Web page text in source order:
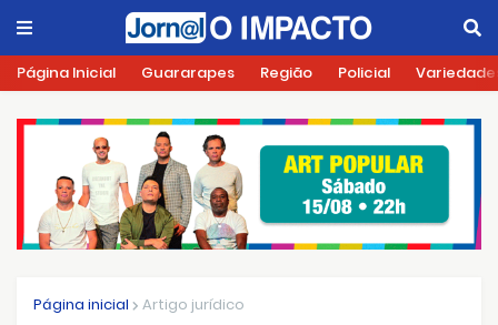
Página Inicial Guararapes Região Policial
Página inicial Artigo jurídico